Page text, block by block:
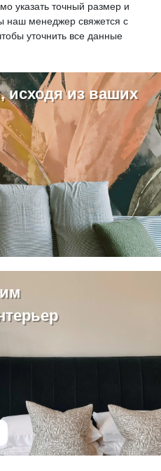
указать точный размер и
наш менеджер свяжется с
уточнить все данные
из ваших